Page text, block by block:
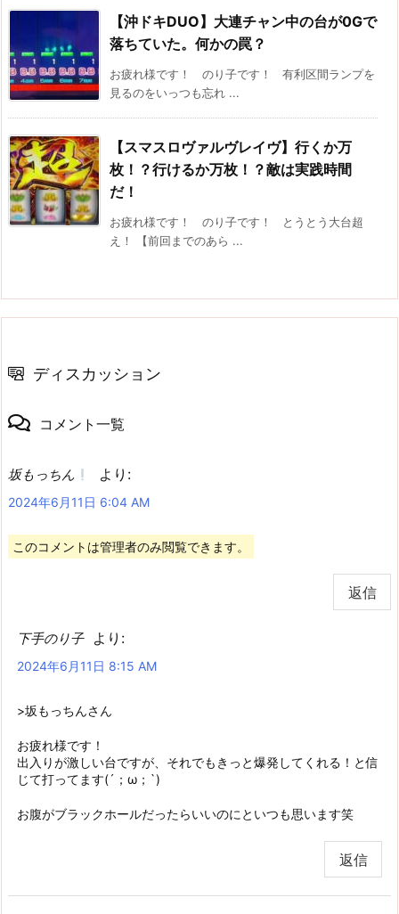
【沖ドキDUO】大連チャン中の台が0Gで
落ちていた。何かの罠？
お疲れ様です！ のり子です！ 有利区間ランプを
見るのをいっつも忘れ ...
【スマスロヴァルヴレイヴ】行くか万
枚！？行けるか万枚！？敵は実践時間
だ！
お疲れ様です！ のり子です！ とうとう大台超
え！ 【前回までのあら ...
ディスカッション
コメント一覧
坂もっちん より:
2024年6月11日 6:04 AM
このコメントは管理者のみ閲覧できます。
返信
下手のり子 より:
2024年6月11日 8:15 AM
>坂もっちんさん
お疲れ様です！
出入りが激しい台ですが、それでもきっと爆発してくれる！と信
じて打ってます(´；ω；`)
お腹がブラックホールだったらいいのにといつも思います笑
返信